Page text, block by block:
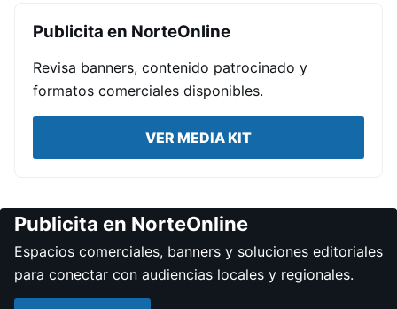
Publicita en NorteOnline
Revisa banners, contenido patrocinado y
formatos comerciales disponibles.
VER MEDIA KIT
Publicita en NorteOnline
Espacios comerciales, banners y soluciones editoriales
para conectar con audiencias locales y regionales.